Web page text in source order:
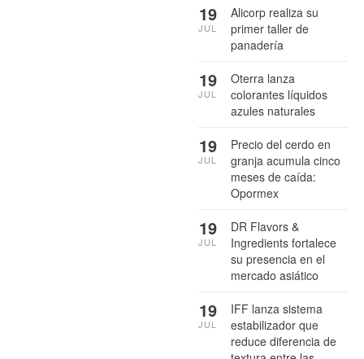
Alicorp realiza su
primer taller de
panadería
19
JUL
Oterra lanza
colorantes líquidos
azules naturales
19
JUL
Precio del cerdo en
granja acumula cinco
meses de caída:
Opormex
19
JUL
DR Flavors &
Ingredients fortalece
su presencia en el
mercado asiático
19
JUL
IFF lanza sistema
estabilizador que
reduce diferencia de
19
JUL